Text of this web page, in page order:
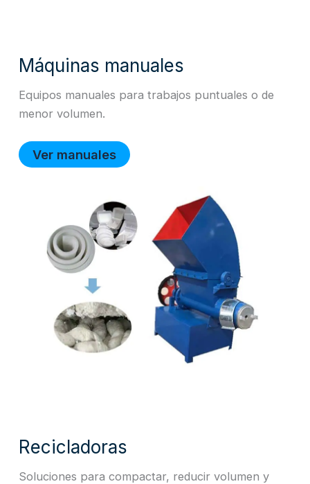
Máquinas manuales
Equipos manuales para trabajos puntuales o de
menor volumen.
Ver manuales
Recicladoras
Soluciones para compactar, reducir volumen y